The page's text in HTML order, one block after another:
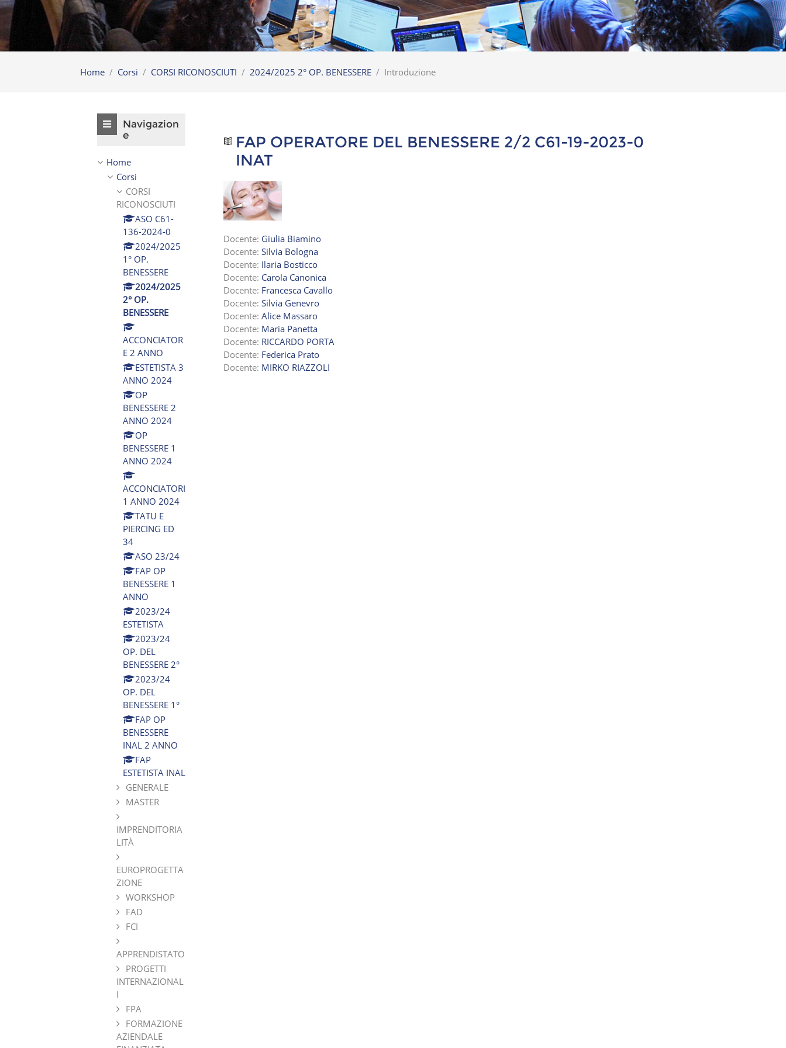
Home Corsi CORSI RICONOSCIUTI 2024/2025 2° OP. BENESSERE Introduzione
FAP OPERATORE DEL BENESSERE 2/2 C61-19-2023-0
INAT
Docente: Giulia Biamino
Docente:Silvia Bologna
Docente: Ilaria Bosticco
Docente: Carola Canonica
Docente: Francesca Cavallo
Docente:Silvia Genevro
Docente:Alice Massaro
Docente: Maria Panetta
Docente: RICCARDO PORTA
Docente: Federica Prato
Docente: MIRKO RIAZZOLI
Navigazion
e
Home
Corsi
CORSI
RICONOSCIUTI
ASO C61-
136-2024-0
2024/2025
1° OP.
BENESSERE
2024/2025
2° OP.
BENESSERE
ACCONCIATOR
E 2 ANNO
ESTETISTA 3
ANNO 2024
OP
BENESSERE 2
ANNO 2024
OP
BENESSERE 1
ANNO 2024
ACCONCIATORI
1 ANNO 2024
TATU E
PIERCING ED
34
ASO 23/24
FAP OP
BENESSERE 1
ANNO
2023/24
ESTETISTA
2023/24
OP. DEL
BENESSERE 2°
2023/24
OP. DEL
BENESSERE 1°
FAP OP
BENESSERE
INAL 2 ANNO
FAP
ESTETISTA INAL
GENERALE
MASTER
IMPRENDITORIA
LITÀ
EUROPROGETTA
ZIONE
WORKSHOP
FAD
FCI
APPRENDISTATO
PROGETTI
INTERNAZIONAL
I
FPA
FORMAZIONE
AZIENDALE